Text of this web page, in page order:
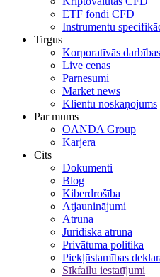
ETF fondi CFD
Instrumentu
Tirgus
Korporatīvās darbības
Live cenas
Pārnesumi
Market news
Klientu noskaņojums
Par mums
OANDA Group
Karjera
Cits
Dokumenti
Blog
Kiberdrošība
Atjauninājumi
Atruna
Juridiska atruna
Privātuma politika
Piekļūstamības
Sīkfailu iestatījumi